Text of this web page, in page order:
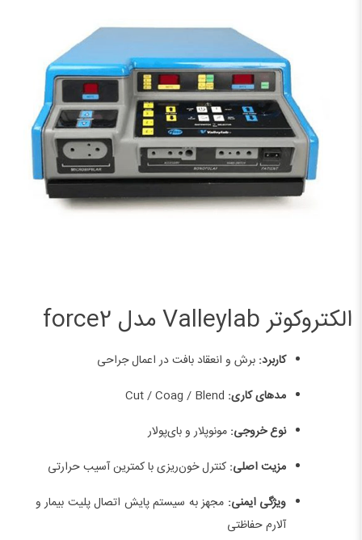
الکتروکوتر Valleylab مدل force2
کاربرد: برش و انعقاد بافت در اعمال جراحی
مدهای کاری:
نوع خروجی: مونوپلار و بای‌پولار
مزیت اصلی: کنترل خون‌ریزی با کمترین آسیب حرارتی
ویژگی ایمنی: مجهز به سیستم پایش اتصال پلیت بیمار و
آلارم حفاظتی